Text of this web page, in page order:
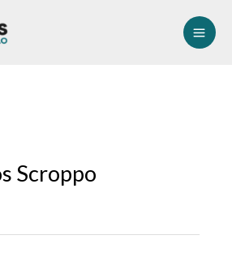
Scroppo